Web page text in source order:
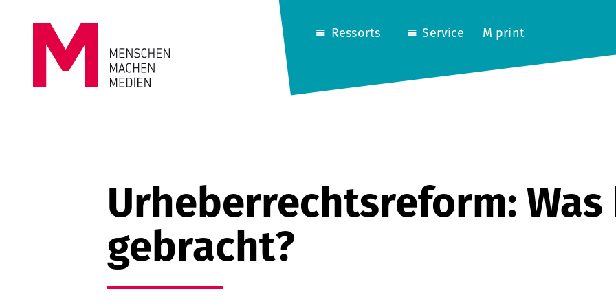
MEDIEN
Ressorts Service M print
Urheberrechtsreform: Was
gebracht?